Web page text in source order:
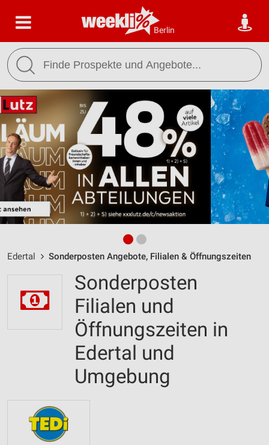
Berlin
Edertal Sonderposten Angebote, Filialen & Öffnungszeiten
Sonderposten
Filialen und
Öffnungszeiten in
Edertal und
Umgebung